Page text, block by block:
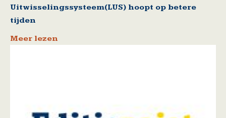
Uitwisselingssysteem(LUS) hoopt op betere
tijden
Meer lezen